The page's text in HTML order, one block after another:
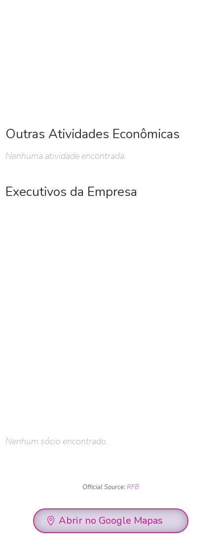
Outras Atividades Econômicas
Nenhuma atividade encontrada.
Executivos da Empresa
Nenhum sócio encontrado.
Official Source:RFB
Abrir no Google Mapas